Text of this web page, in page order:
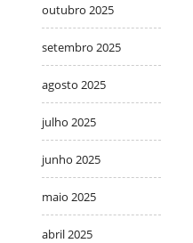
outubro 2025
setembro 2025
agosto 2025
julho 2025
junho 2025
maio 2025
abril 2025